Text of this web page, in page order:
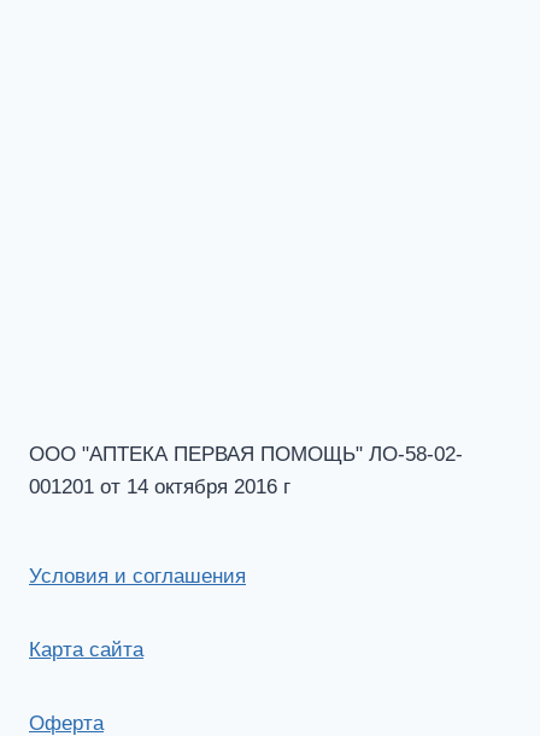
ООО "АПТЕКА ПЕРВАЯ ПОМОЩЬ" ЛО-58-02-
001201 от 14 октября 2016 г
Условия и соглашения
Карта сайта
Оферта